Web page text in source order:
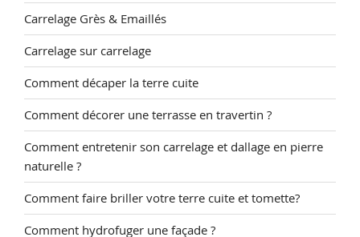
Carrelage Grès & Emaillés
Carrelage sur carrelage
Comment décaper la terre cuite
Comment décorer une terrasse en travertin ?
Comment entretenir son carrelage et dallage en pierre
naturelle ?
Comment faire briller votre terre cuite et tomette?
Comment hydrofuger une façade ?